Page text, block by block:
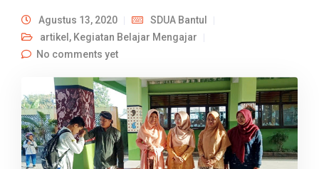
Agustus 13, 2020
SDUA Bantul
artikel , Kegiatan Belajar Mengajar
No comments yet